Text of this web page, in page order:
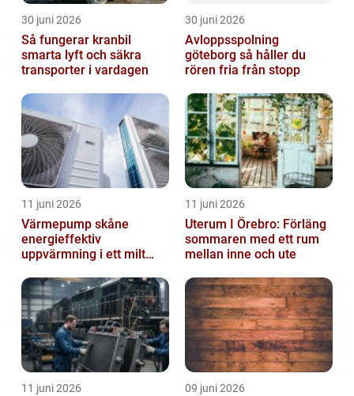
30 juni 2026
Så fungerar kranbil
smarta lyft och säkra
transporter i vardagen
30 juni 2026
Avloppsspolning
göteborg så håller du
rören fria från stopp
11 juni 2026
Värmepump skåne
energieffektiv
uppvärmning i ett milt
11 juni 2026
Uterum I Örebro: Förläng
sommaren med ett rum
mellan inne och ute
11 juni 2026 09 juni 2026